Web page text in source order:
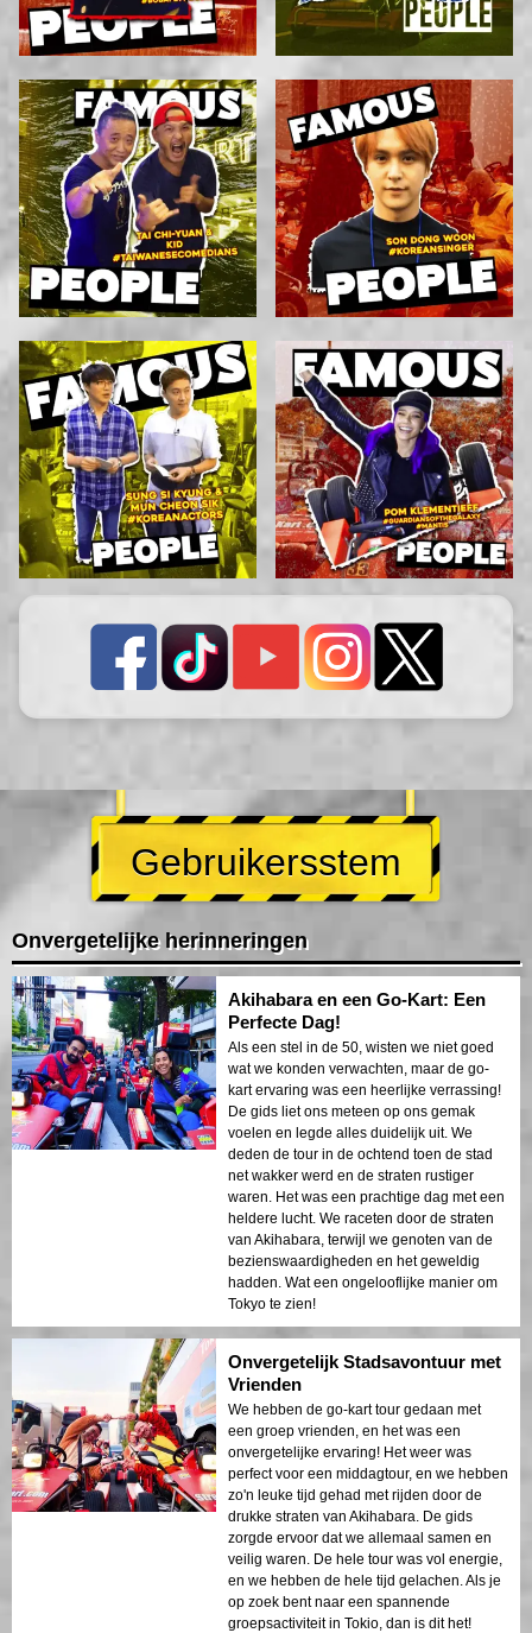
Gebruikersstem
Onvergetelijke herinneringen
Akihabara en een Go-Kart: Een
Perfecte Dag!
Als een stel in de 50, wisten we niet goed
wat we konden verwachten, maar de go-
kart ervaring was een heerlijke verrassing!
De gids liet ons meteen op ons gemak
voelen en legde alles duidelijk uit. We
deden de tour in de ochtend toen de stad
net wakker werd en de straten rustiger
waren. Het was een prachtige dag met een
heldere lucht. We raceten door de straten
van Akihabara, terwijl we genoten van de
bezienswaardigheden en het geweldig
hadden. Wat een ongelooflijke manier om
Tokyo te zien!
Onvergetelijk Stadsavontuur met
Vrienden
We hebben de go-kart tour gedaan met
een groep vrienden, en het was een
onvergetelijke ervaring! Het weer was
perfect voor een middagtour, en we hebben
zo'n leuke tijd gehad met rijden door de
drukke straten van Akihabara. De gids
zorgde ervoor dat we allemaal samen en
veilig waren. De hele tour was vol energie,
en we hebben de hele tijd gelachen. Als je
op zoek bent naar een spannende
groepsactiviteit in Tokio, dan is dit het!